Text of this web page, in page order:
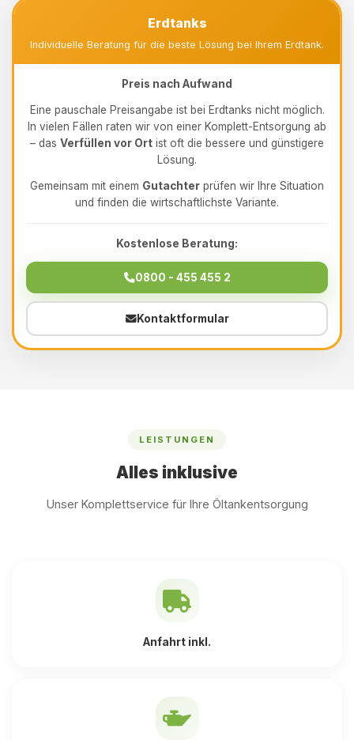
Erdtanks
Individuelle Beratung für die beste Lösung bei Ihrem Erdtank.
Preis nach Aufwand
Eine pauschale Preisangabe ist bei Erdtanks nicht möglich.
In vielen Fällen raten wir von einer Komplett-Entsorgung ab
– das Verfüllen vor Ort ist oft die bessere und günstigere
Lösung.
Gemeinsam mit einem Gutachter prüfen wir Ihre Situation
und finden die wirtschaftlichste Variante.
Kostenlose Beratung:
0800 - 455 455 2
Kontaktformular
LEISTUNGEN
Alles inklusive
Unser Komplettservice für Ihre Öltankentsorgung
Anfahrt inkl.